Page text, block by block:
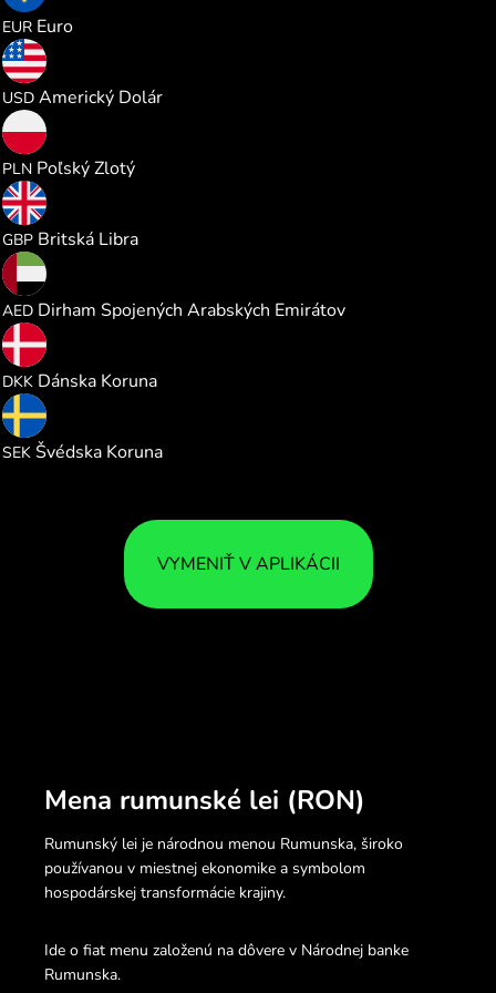
EUR Euro
USD Americký Dolár
PLN Poľský Zlotý
GBP Britská Libra
AED Dirham Spojených Arabských Emirátov
DKK Dánska Koruna
SEK Švédska Koruna
VYMENIŤ V APLIKÁCII
Mena rumunské lei (RON)
Rumunský lei je národnou menou Rumunska, široko
používanou v miestnej ekonomike a symbolom
hospodárskej transformácie krajiny.
Ide o fiat menu založenú na dôvere v Národnej banke
Rumunska.